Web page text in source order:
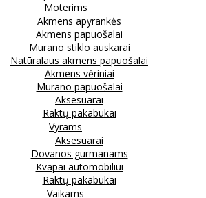
Moterims
Akmens apyrankės
Akmens papuošalai
Murano stiklo auskarai
Natūralaus akmens papuošalai
Akmens vėriniai
Murano papuošalai
Aksesuarai
Raktų pakabukai
Vyrams
Aksesuarai
Dovanos gurmanams
Kvapai automobiliui
Raktų pakabukai
Vaikams